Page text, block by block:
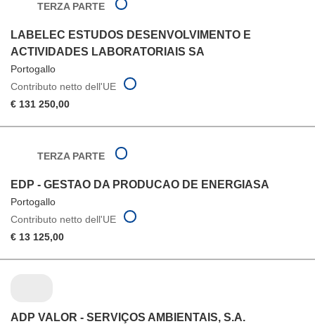
TERZA PARTE
LABELEC ESTUDOS DESENVOLVIMENTO E
ACTIVIDADES LABORATORIAIS SA
Portogallo
Contributo netto dell'UE
€ 131 250,00
TERZA PARTE
EDP - GESTAO DA PRODUCAO DE ENERGIASA
Portogallo
Contributo netto dell'UE
€ 13 125,00
ADP VALOR - SERVIÇOS AMBIENTAIS, S.A.